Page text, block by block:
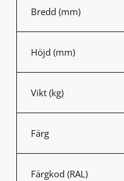
Bredd (mm)
Höjd (mm)
Vikt (kg)
Färg
Färgkod (RAL)